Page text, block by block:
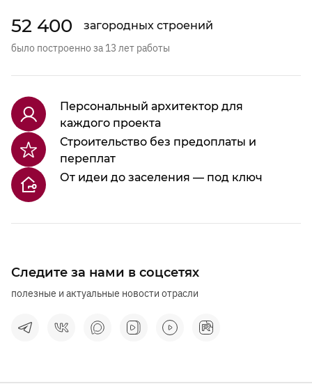
52 400 загородных строений
было построенно за 13 лет работы
Следите за нами в соцсетях
полезные и актуальные новости отрасли
Персональный архитектор для
каждого проекта
Строительство без предоплаты и
переплат
От идеи до заселения — под ключ